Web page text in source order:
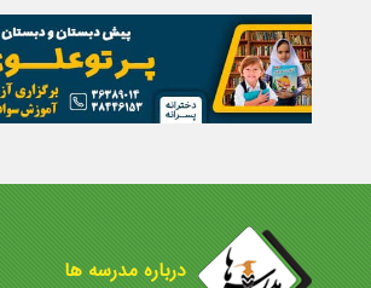
درباره مدرسه ها